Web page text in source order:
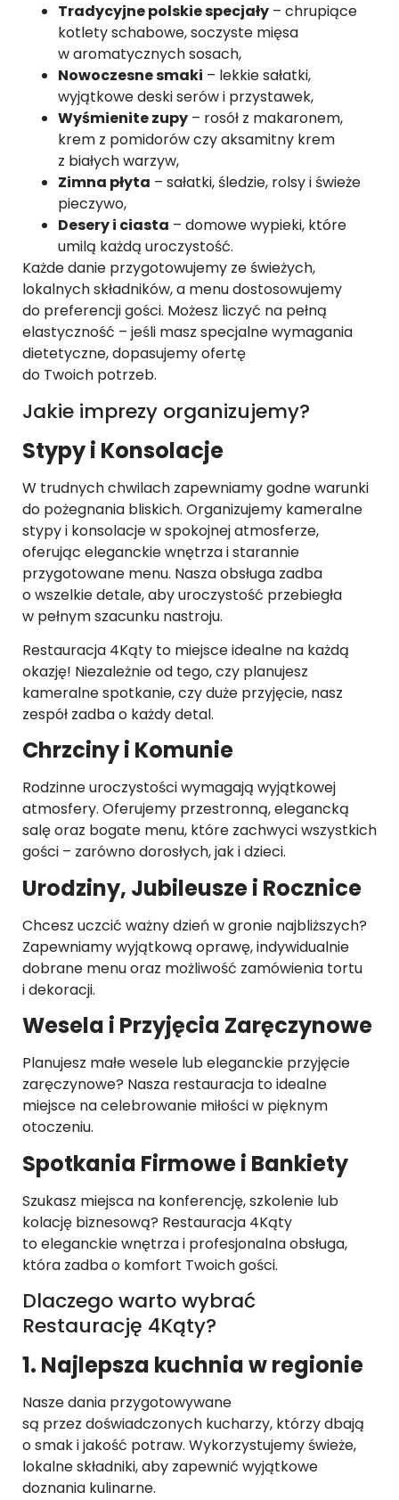
Tradycyjne polskie specjały – chrupiące
kotlety schabowe, soczyste mięsa
w aromatycznych sosach,
Nowoczesne smaki – lekkie sałatki,
wyjątkowe deski serów i przystawek,
Wyśmienite zupy – rosół z makaronem,
krem z pomidorów czy aksamitny krem
z białych warzyw,
Zimna płyta – sałatki, śledzie, rolsy i świeże
pieczywo,
Desery i ciasta – domowe wypieki, które
umilą każdą uroczystość.
Każde danie przygotowujemy ze świeżych,
lokalnych składników, a menu dostosowujemy
do preferencji gości. Możesz liczyć na pełną
elastyczność – jeśli masz specjalne wymagania
dietetyczne, dopasujemy ofertę
do Twoich potrzeb.
Jakie imprezy organizujemy?
Stypy i Konsolacje
W trudnych chwilach zapewniamy godne warunki
do pożegnania bliskich. Organizujemy kameralne
stypy i konsolacje w spokojnej atmosferze,
oferując eleganckie wnętrza i starannie
przygotowane menu. Nasza obsługa zadba
o wszelkie detale, aby uroczystość przebiegła
w pełnym szacunku nastroju.
Restauracja 4Kąty to miejsce idealne na każdą
okazję! Niezależnie od tego, czy planujesz
kameralne spotkanie, czy duże przyjęcie, nasz
zespół zadba o każdy detal.
Chrzciny i Komunie
Rodzinne uroczystości wymagają wyjątkowej
atmosfery. Oferujemy przestronną, elegancką
salę oraz bogate menu, które zachwyci wszystkich
gości – zarówno dorosłych, jak i dzieci.
Urodziny, Jubileusze i Rocznice
Chcesz uczcić ważny dzień w gronie najbliższych?
Zapewniamy wyjątkową oprawę, indywidualnie
dobrane menu oraz możliwość zamówienia tortu
i dekoracji.
Wesela i Przyjęcia Zaręczynowe
Planujesz małe wesele lub eleganckie przyjęcie
zaręczynowe? Nasza restauracja to idealne
miejsce na celebrowanie miłości w pięknym
otoczeniu.
Spotkania Firmowe i Bankiety
Szukasz miejsca na konferencję, szkolenie lub
kolację biznesową? Restauracja 4Kąty
to eleganckie wnętrza i profesjonalna obsługa,
która zadba o komfort Twoich gości.
Dlaczego warto wybrać
Restaurację 4Kąty?
1. Najlepsza kuchnia w regionie
Nasze dania przygotowywane
są przez doświadczonych kucharzy, którzy dbają
o smak i jakość potraw. Wykorzystujemy świeże,
lokalne składniki, aby zapewnić wyjątkowe
doznania kulinarne.